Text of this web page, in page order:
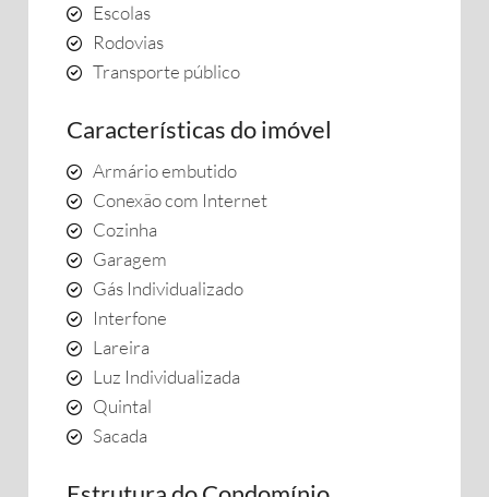
Escolas
Rodovias
Transporte público
Características do imóvel
Armário embutido
Conexão com Internet
Cozinha
Garagem
Gás Individualizado
Interfone
Lareira
Luz Individualizada
Quintal
Sacada